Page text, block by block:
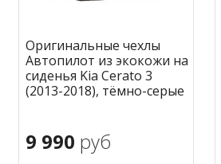
Оригинальные чехлы
Автопилот из экокожи на
сиденья Kia Cerato 3
(2013-2018), тёмно-серые
9 990 руб